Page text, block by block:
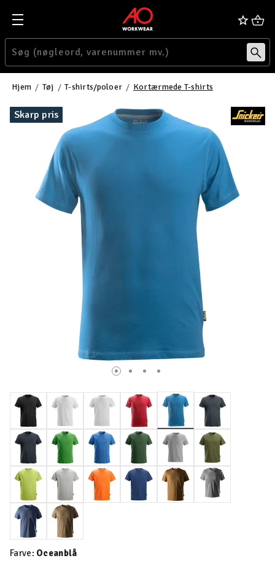
Hjem Tøj T-shirts/poloer Kortærmede T-shirts
Skarp pris
valgte
Farve: Oceanblå